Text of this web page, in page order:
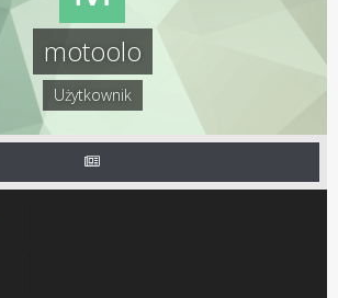
motoolo
Użytkownik